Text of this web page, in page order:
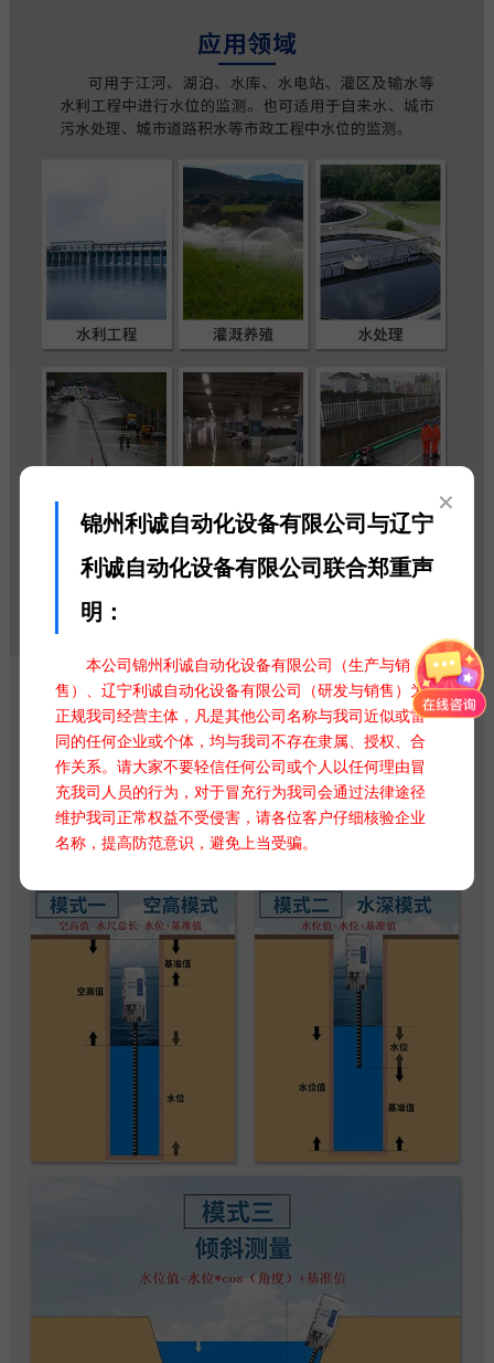
×
锦州利诚自动化设备有限公司与辽宁
利诚自动化设备有限公司联合郑重声
明：
本公司锦州利诚自动化设备有限公司（生产与销
售）、辽宁利诚自动化设备有限公司（研发与销售）为
正规我司经营主体，凡是其他公司名称与我司近似或雷
同的任何企业或个体，均与我司不存在隶属、授权、合
作关系。请大家不要轻信任何公司或个人以任何理由冒
充我司人员的行为，对于冒充行为我司会通过法律途径
维护我司正常权益不受侵害，请各位客户仔细核验企业
名称，提高防范意识，避免上当受骗。